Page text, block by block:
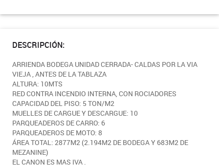
DESCRIPCIÓN:
ARRIENDA BODEGA UNIDAD CERRADA- CALDAS POR LA VIA
VIEJA , ANTES DE LA TABLAZA
ALTURA: 10MTS
RED CONTRA INCENDIO INTERNA, CON ROCIADORES
CAPACIDAD DEL PISO: 5 TON/M2
MUELLES DE CARGUE Y DESCARGUE: 10
PARQUEADEROS DE CARRO: 6
PARQUEADEROS DE MOTO: 8
ÁREA TOTAL: 2877M2 (2.194M2 DE BODEGA Y 683M2 DE
MEZANINE)
EL CANON ES MAS IVA .